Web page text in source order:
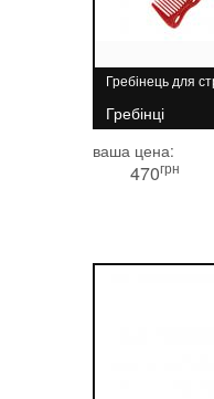
Гребінець для
Гребінці
ваша цена:
470грн